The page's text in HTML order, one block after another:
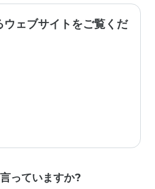
ウェブサイトをご覧くだ
っていますか?